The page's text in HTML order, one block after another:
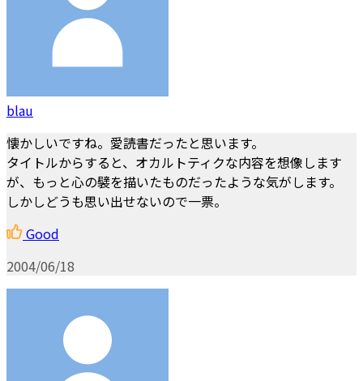
blau
懐かしいですね。愛読書だったと思います。
タイトルからすると、オカルトティクな内容を想像します
が、もっと心の襞を描いたものだったような気がします。
しかしどうも思い出せないので一票。
Good
2004/06/18